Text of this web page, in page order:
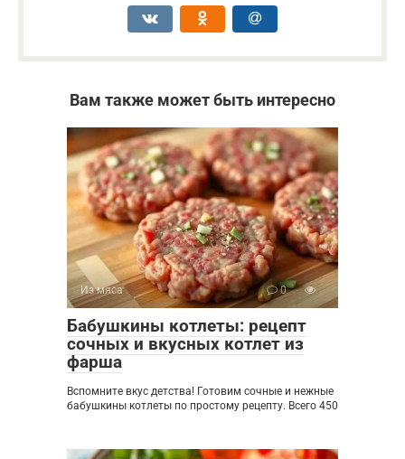
Вам также может быть интересно
Из мяса 0
Бабушкины котлеты: рецепт
сочных и вкусных котлет из
фарша
Вспомните вкус детства! Готовим сочные и нежные
бабушкины котлеты по простому рецепту. Всего 450